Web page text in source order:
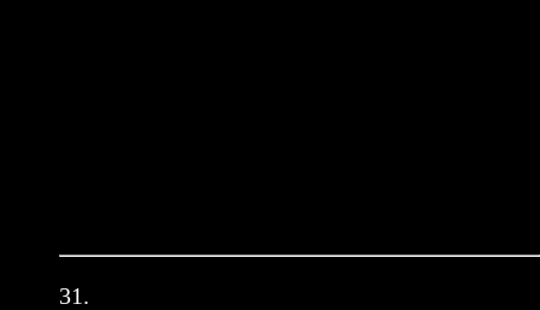
31.